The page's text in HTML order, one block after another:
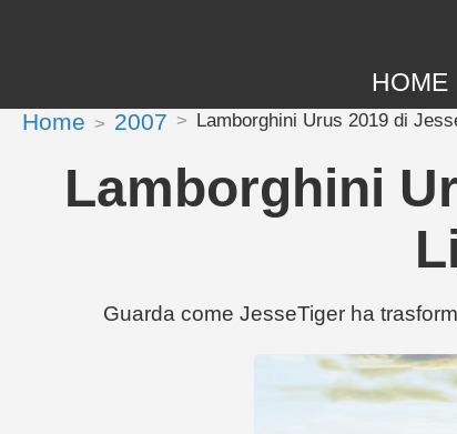
HOME
Home 2007 Lamborghini Urus 2019 di
Lamborghini
Guarda come JesseTiger ha